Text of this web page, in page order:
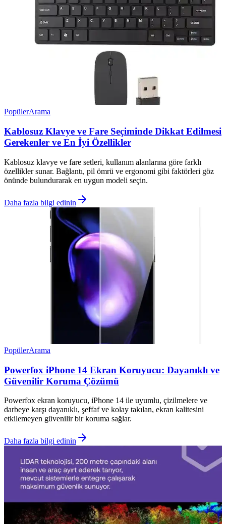
PopülerArama
Kablosuz Klavye ve Fare Seçiminde Dikkat Edilmesi
Gerekenler ve En İyi Özellikler
Kablosuz klavye ve fare setleri, kullanım alanlarına göre farklı
özellikler sunar. Bağlantı, pil ömrü ve ergonomi gibi faktörleri göz
önünde bulundurarak en uygun modeli seçin.
Daha fazla bilgi edinin
PopülerArama
Powerfox iPhone 14 Ekran Koruyucu: Dayanıklı ve
Güvenilir Koruma Çözümü
Powerfox ekran koruyucu, iPhone 14 ile uyumlu, çizilmelere ve
darbeye karşı dayanıklı, şeffaf ve kolay takılan, ekran kalitesini
etkilemeyen güvenilir bir koruma sağlar.
Daha fazla bilgi edinin